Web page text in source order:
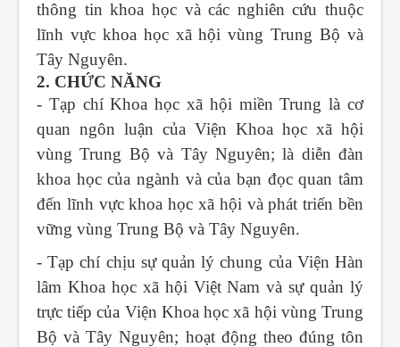
thông tin khoa học và các nghiên cứu thuộc
lĩnh vực khoa học xã hội vùng Trung Bộ và
Tây Nguyên.
2. CHỨC NĂNG
- Tạp chí Khoa học xã hội miền Trung là cơ
quan ngôn luận của Viện Khoa học xã hội
vùng Trung Bộ và Tây Nguyên; là diễn đàn
khoa học của ngành và của bạn đọc quan tâm
đến lĩnh vực khoa học xã hội và phát triển bền
vững vùng Trung Bộ và Tây Nguyên.
- Tạp chí chịu sự quản lý chung của Viện Hàn
lâm Khoa học xã hội Việt Nam và sự quản lý
trực tiếp của Viện Khoa học xã hội vùng Trung
Bộ và Tây Nguyên; hoạt động theo đúng tôn